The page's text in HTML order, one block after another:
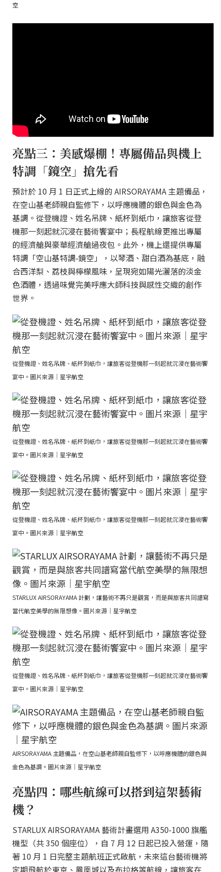
空
亮點三：美感爆棚！專屬備品與機上
特調「鏡空」搶先看
預計於 10 月 1 日正式上線的 AIRSORAYAMA 主題備品，
在空山基老師親自監修下，以呼應機體的銀色與金色為
基調。從登機證、姓名吊牌、紙杯到紙巾，讓旅客從登
機那一刻起就沉浸在藝術饗宴中；長程航線更推出專屬
的經濟艙與豪華經濟艙過夜包。此外，機上還提供專屬
特調「空山基特調-鏡空」，以琴酒、甜白酒為基底，融
合西洋梨、荔枝與檸檬風味，呈現宛如陽光灑落的淡金
色酒體，透過味覺完美呼應大師科技與感性交織的創作
世界。
從登機證、姓名吊牌、紙杯到紙巾，讓旅客從登機那一刻起就沉浸在藝術饗
宴中。圖片來源｜星宇航空
從登機證、姓名吊牌、紙杯到紙巾，讓旅客從登機那一刻起就沉浸在藝術饗
宴中。圖片來源｜星宇航空
從登機證、姓名吊牌、紙杯到紙巾，讓旅客從登機那一刻起就沉浸在藝術饗
宴中。圖片來源｜星宇航空
STARLUX AIRSORAYAMA 計劃，讓藝術不再只是觀賞，而是與旅客共同譜寫
當代航空美學的無限想像。圖片來源｜星宇航空
從登機證、姓名吊牌、紙杯到紙巾，讓旅客從登機那一刻起就沉浸在藝術饗
宴中。圖片來源｜星宇航空
AIRSORAYAMA 主題備品，在空山基老師親自監修下，以呼應機體的銀色與
金色為基調。圖片來源｜星宇航空
亮點四：哪些航線可以搭到這架藝術
機？
STARLUX AIRSORAYAMA 藝術計畫選用 A350-1000 旗艦
機型（共 350 個座位），自 7 月 12 日起已投入營運，隨
著 10 月 1 日完整主題航班正式啟航，未來這台藝術機將
定期飛航於東京、鳳凰城以及布拉格等航線，讓旅客在